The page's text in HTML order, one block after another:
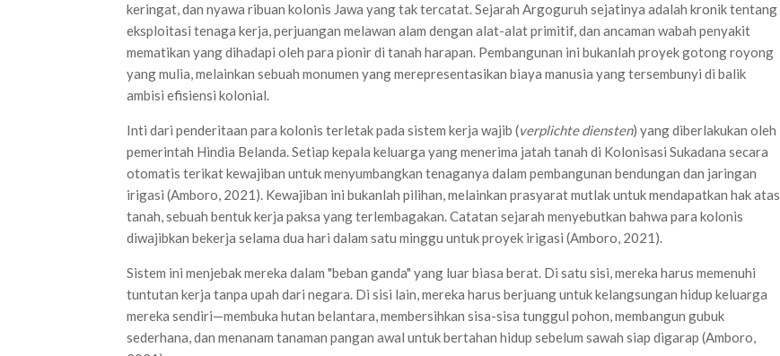
keringat, dan nyawa ribuan kolonis Jawa yang tak tercatat. Sejarah Argoguruh sejatinya adalah kronik tentang
eksploitasi tenaga kerja, perjuangan melawan alam dengan alat-alat primitif, dan ancaman wabah penyakit
mematikan yang dihadapi oleh para pionir di tanah harapan. Pembangunan ini bukanlah proyek gotong royong
yang mulia, melainkan sebuah monumen yang merepresentasikan biaya manusia yang tersembunyi di balik
ambisi efisiensi kolonial.
Inti dari penderitaan para kolonis terletak pada sistem kerja wajib (verplichte diensten) yang diberlakukan oleh
pemerintah Hindia Belanda. Setiap kepala keluarga yang menerima jatah tanah di Kolonisasi Sukadana secara
otomatis terikat kewajiban untuk menyumbangkan tenaganya dalam pembangunan bendungan dan jaringan
irigasi (Amboro, 2021). Kewajiban ini bukanlah pilihan, melainkan prasyarat mutlak untuk mendapatkan hak atas
tanah, sebuah bentuk kerja paksa yang terlembagakan. Catatan sejarah menyebutkan bahwa para kolonis
diwajibkan bekerja selama dua hari dalam satu minggu untuk proyek irigasi (Amboro, 2021).
Sistem ini menjebak mereka dalam "beban ganda" yang luar biasa berat. Di satu sisi, mereka harus memenuhi
tuntutan kerja tanpa upah dari negara. Di sisi lain, mereka harus berjuang untuk kelangsungan hidup keluarga
mereka sendiri—membuka hutan belantara, membersihkan sisa-sisa tunggul pohon, membangun gubuk
sederhana, dan menanam tanaman pangan awal untuk bertahan hidup sebelum sawah siap digarap (Amboro,